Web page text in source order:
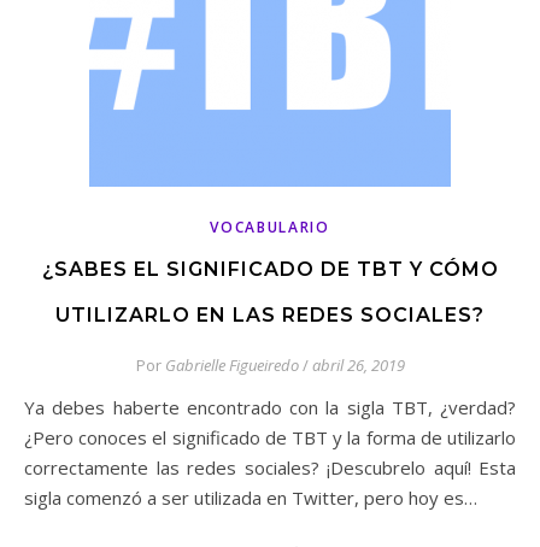
VOCABULARIO
¿SABES EL SIGNIFICADO DE TBT Y CÓMO
UTILIZARLO EN LAS REDES SOCIALES?
Por Gabrielle Figueiredo/abril 26, 2019
Ya debes haberte encontrado con la sigla TBT, ¿verdad?
¿Pero conoces el significado de TBT y la forma de utilizarlo
correctamente las redes sociales? ¡Descubrelo aquí! Esta
sigla comenzó a ser utilizada en Twitter, pero hoy es…